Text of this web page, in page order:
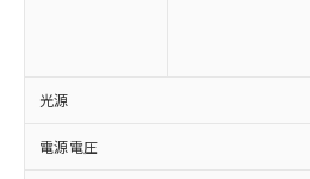
光源
電源電圧